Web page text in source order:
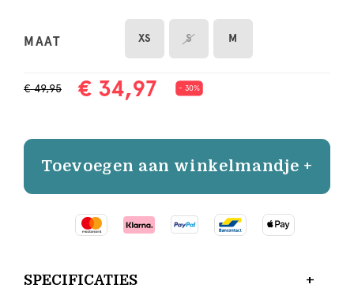
MAAT XS S M
€ 49,95 € 34,97 - 30%
Toevoegen aan winkelmandje +
SPECIFICATIES